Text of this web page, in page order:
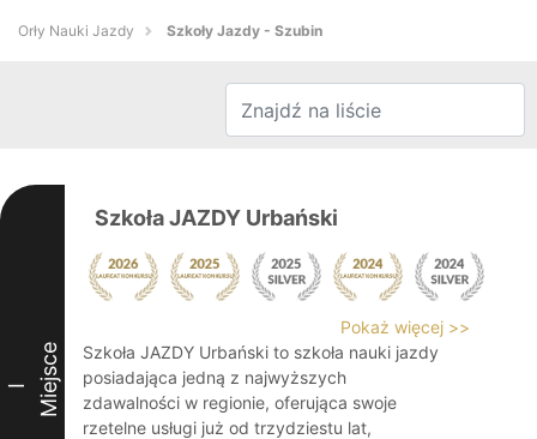
Orły Nauki Jazdy Szkoły Jazdy - Szubin
I Miejsce
Szkoła JAZDY Urbański
Pokaż więcej >>
Szkoła JAZDY Urbański to szkoła nauki jazdy
posiadająca jedną z najwyższych
zdawalności w regionie, oferująca swoje
rzetelne usługi już od trzydziestu lat,